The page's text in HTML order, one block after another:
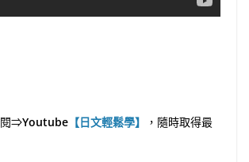
閱⇒Youtube 【日文輕鬆學】
，隨時取得最